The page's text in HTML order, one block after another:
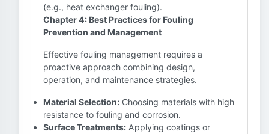
(e.g., heat exchanger fouling).
Chapter 4: Best Practices for Fouling
Prevention and Management
Effective fouling management requires a
proactive approach combining design,
operation, and maintenance strategies.
Material Selection: Choosing materials with high
resistance to fouling and corrosion.
Surface Treatments: Applying coatings or